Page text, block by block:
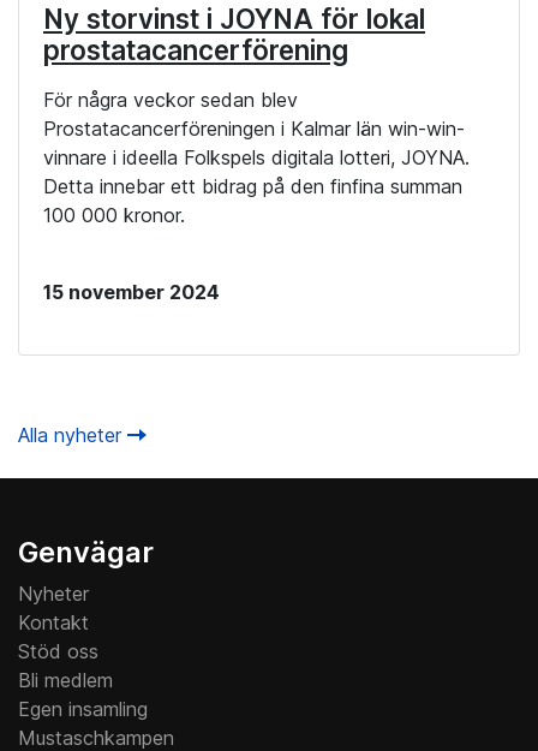
Ny storvinst i JOYNA för lokal
prostatacancerförening
För några veckor sedan blev
Prostatacancerföreningen i Kalmar län win-win-
vinnare i ideella Folkspels digitala lotteri, JOYNA.
Detta innebar ett bidrag på den finfina summan
100 000 kronor.
15 november 2024
Alla nyheter
Genvägar
Nyheter
Kontakt
Stöd oss
Bli medlem
Egen insamling
Mustaschkampen